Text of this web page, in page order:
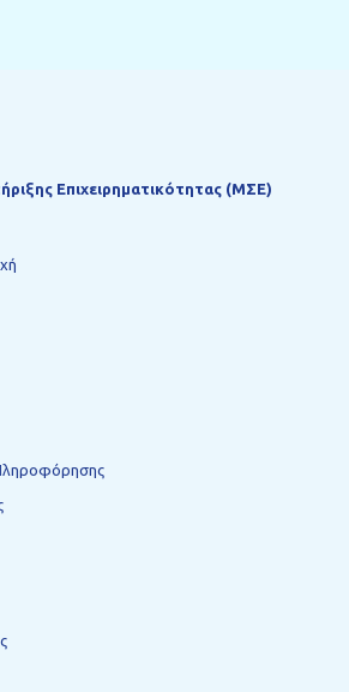
Επιχειρηματικότητας (ΜΣΕ)